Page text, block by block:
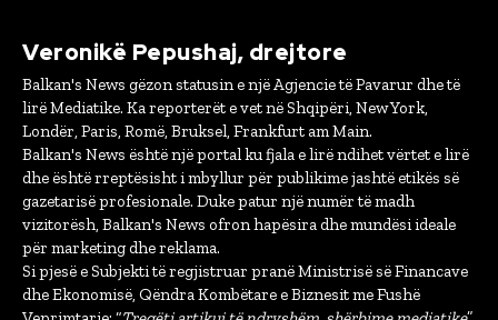
Veronikë Pepushaj, drejtore
Balkan's News gëzon statusin e një Agjencie të Pavarur dhe të
lirë Mediatike. Ka reporterët e vet në Shqipëri, New York,
Londër, Paris, Romë, Bruksel, Frankfurt am Main.
Balkan's News është një portal ku fjala e lirë ndihet vërtet e lirë
dhe është rreptësisht i mbyllur për publikime jashtë etikës së
gazetarisë profesionale. Duke patur një numër të madh
vizitorësh, Balkan's News ofron hapësira dhe mundësi ideale
për marketing dhe reklama.
Si pjesë e Subjekti të regjistruar pranë Ministrisë së Financave
dhe Ekonomisë, Qëndra Kombëtare e Biznesit me Fushë